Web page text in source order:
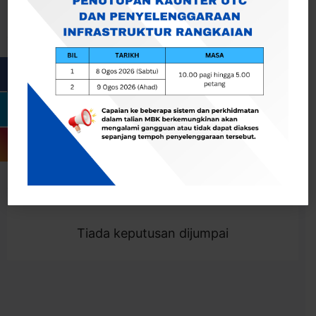
Togol Penapis
Showing 0 result
Tiada keputusan dijumpai